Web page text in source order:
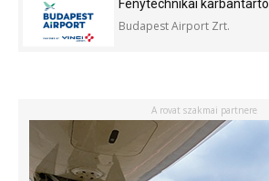
Fénytechnikai karbantartó
Budapest Airport Zrt.
A rovat szakmai partnere